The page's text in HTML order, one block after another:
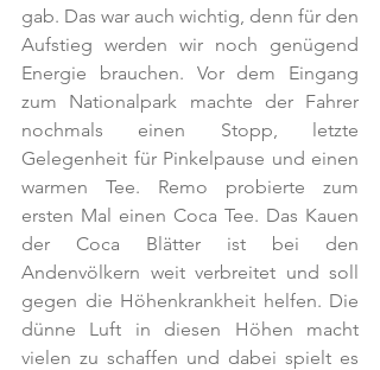
gab. Das war auch wichtig, denn für den
Aufstieg werden wir noch genügend
Energie brauchen. Vor dem Eingang
zum Nationalpark machte der Fahrer
nochmals einen Stopp, letzte
Gelegenheit für Pinkelpause und einen
warmen Tee. Remo probierte zum
ersten Mal einen Coca Tee. Das Kauen
der Coca Blätter ist bei den
Andenvölkern weit verbreitet und soll
gegen die Höhenkrankheit helfen. Die
dünne Luft in diesen Höhen macht
vielen zu schaffen und dabei spielt es